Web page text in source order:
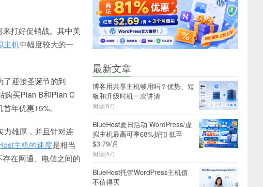
打好促销战。其中美
主机中幅度较大的一
了迎接圣诞节的到
购买Plan B和Plan C
年优惠15%。
力雄厚，并且针对连
主机的速度是相当
在网通、电信之间的
最新文章
博客用共享主机够用吗？优势、短
板和升级时机一次讲清
阅读(67)
BlueHost夏日活动 WordPress/虚
拟主机最高可享68%折扣 低至
$3.79/月
阅读(47)
BlueHost托管WordPress主机值
不值得买